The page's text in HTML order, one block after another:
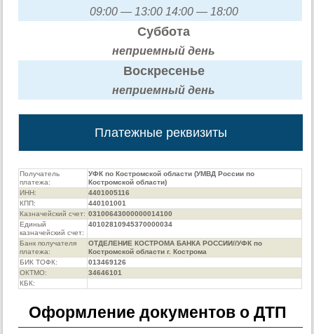
09:00 — 13:00 14:00 — 18:00
Суббота
неприемный день
Воскресенье
неприемный день
Платежные реквизиты
Получатель
платежа:
УФК по Костромской области (УМВД России по
Костромской области)
ИНН:
4401005116
КПП:
440101001
Казначейский счет: 03100643000000014100
Единый
казначейский счет:
40102810945370000034
Банк получателя
платежа:
ОТДЕЛЕНИЕ КОСТРОМА БАНКА РОССИИ//УФК по
Костромской области г. Кострома
БИК ТОФК:
013469126
ОКТМО:
34646101
КБК:
Оформление документов о ДТП